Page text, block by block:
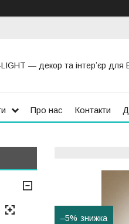
— декор та інтерʼєр для
Про нас Контакти
–5%